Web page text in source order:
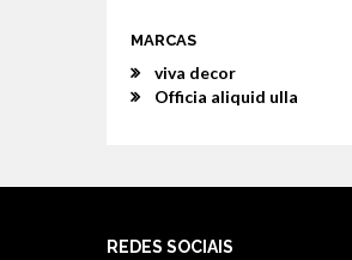
MARCAS
viva decor
Officia aliquid ulla
REDES SOCIAIS